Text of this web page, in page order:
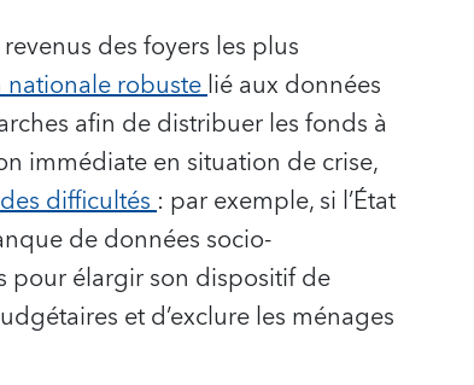
des foyers les plus
nationale robustelié aux données
afin de distribuer les fonds à
immédiate en situation de crise,
difficultés: par exemple, si l’État
de données socio-
pour élargir son dispositif de
et d’exclure les ménages